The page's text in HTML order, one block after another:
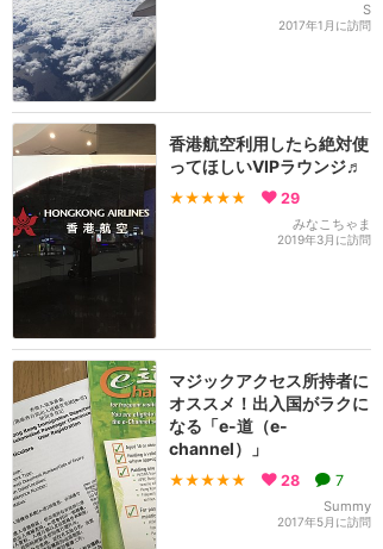
S
2017年1月に訪問
香港航空利用したら絶対使
ってほしいVIPラウンジ♬
★★★★★ 29
みなこちゃま
2019年3月に訪問
マジックアクセス所持者に
オススメ！出入国がラクに
なる「e-道（e-
channel）」
★★★★★ 28 7
Summy
2017年5月に訪問